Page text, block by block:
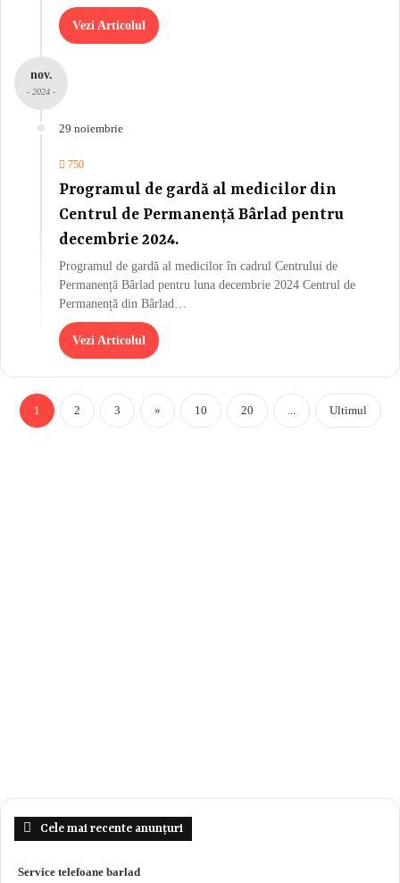
Vezi Articolul
nov.
- 2024 -
29 noiembrie
750
Programul de gardă al medicilor din
Centrul de Permanență Bârlad pentru
decembrie 2024.
Programul de gardă al medicilor în cadrul Centrului de
Permanență Bârlad pentru luna decembrie 2024 Centrul de
Permanență din Bârlad…
Vezi Articolul
1 2 3 » 10 20 ... Ultimul
Cele mai recente anunțuri
Service telefoane barlad